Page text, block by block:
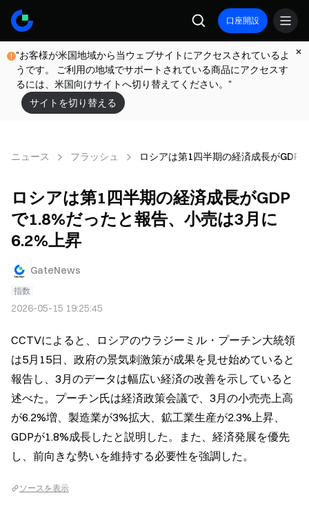
口座開設
"お客様が米国地域から当ウェブサイトにアクセスされているよ
うです。 ご利用の地域でサポートされている商品にアクセスす
るには、米国向けサイトへ切り替えてください。"
サイトを切り替える
ニュース フラッシュ ロシアは第1四半期の経済成長がGDP
ロシアは第1四半期の経済成長がGDP
で1.8%だったと報告、小売は3月に
6.2%上昇
GateNews
指数
2026-05-15 19:25:45
CCTVによると、ロシアのウラジーミル・プーチン大統領
は5月15日、政府の景気刺激策が成果を見せ始めていると
報告し、3月のデータは幅広い経済の改善を示していると
述べた。プーチン氏は経済政策会議で、3月の小売売上高
が6.2%増、製造業が3%拡大、鉱工業生産が2.3%上昇、
GDPが1.8%成長したと説明した。また、経済発展を優先
し、前向きな勢いを維持する必要性を強調した。
ソースを表示